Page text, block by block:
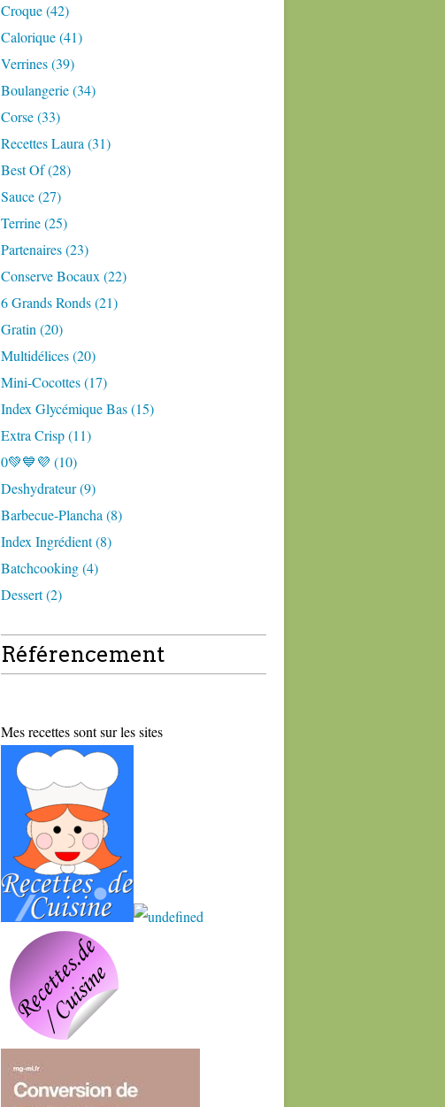
Croque (42)
Calorique (41)
Verrines (39)
Boulangerie (34)
Corse (33)
Recettes Laura (31)
Best Of (28)
Sauce (27)
Terrine (25)
Partenaires (23)
Conserve Bocaux (22)
6 Grands Ronds (21)
Gratin (20)
Multidélices (20)
Mini-Cocottes (17)
Index Glycémique Bas (15)
Extra Crisp (11)
0💚💙💜 (10)
Deshydrateur (9)
Barbecue-Plancha (8)
Index Ingrédient (8)
Batchcooking (4)
Dessert (2)
Référencement
Mes recettes sont sur les sites